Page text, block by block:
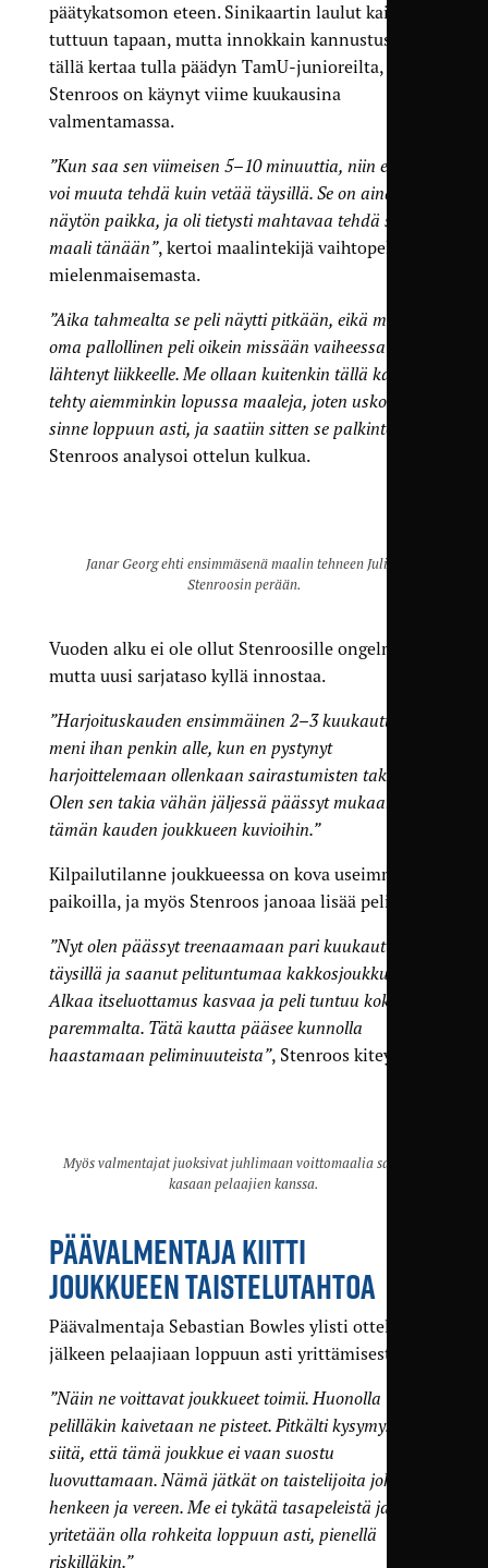
päätykatsomon eteen. Sinikaartin laulut kaikuivat
tuttuun tapaan, mutta innokkain kannustus taisi
tällä kertaa tulla päädyn TamU-junioreilta, joita
Stenroos on käynyt viime kuukausina
valmentamassa.
”Kun saa sen viimeisen 5–10 minuuttia, niin ei siinä
voi muuta tehdä kuin vetää täysillä. Se on aina
näytön paikka, ja oli tietysti mahtavaa tehdä se
maali tänään”, kertoi maalintekijä vaihtopelaajan
mielenmaisemasta.
”Aika tahmealta se peli näytti pitkään, eikä meidän
oma pallollinen peli oikein missään vaiheessa
lähtenyt liikkeelle. Me ollaan kuitenkin tällä kaudella
tehty aiemminkin lopussa maaleja, joten usko jatkui
sinne loppuun asti, ja saatiin sitten se palkinto”
Stenroos analysoi ottelun kulkua.
Janar Georg ehti ensimmäsenä maalin tehneen Julius
Stenroosin perään.
Vuoden alku ei ole ollut Stenroosille ongelmaton,
mutta uusi sarjataso kyllä innostaa.
”Harjoituskauden ensimmäinen 2–3 kuukautta
meni ihan penkin alle, kun en pystynyt
harjoittelemaan ollenkaan sairastumisten takia.
Olen sen takia vähän jäljessä päässyt mukaan
tämän kauden joukkueen kuvioihin.”
Kilpailutilanne joukkueessa on kova useimmilla
paikoilla, ja myös Stenroos janoaa lisää peliaikaa.
”Nyt olen päässyt treenaamaan pari kuukautta ihan
täysillä ja saanut pelituntumaa kakkosjoukkueessa.
Alkaa itseluottamus kasvaa ja peli tuntuu koko ajan
paremmalta. Tätä kautta pääsee kunnolla
haastamaan peliminuuteista”, Stenroos kiteytti.
Myös valmentajat juoksivat juhlimaan voittomaalia samaan
kasaan pelaajien kanssa.
PÄÄVALMENTAJA KIITTI
JOUKKUEEN TAISTELUTAHTOA
Päävalmentaja Sebastian Bowles ylisti ottelun
jälkeen pelaajiaan loppuun asti yrittämisestä.
”Näin ne voittavat joukkueet toimii. Huonolla
pelilläkin kaivetaan ne pisteet. Pitkälti kysymys on
siitä, että tämä joukkue ei vaan suostu
luovuttamaan. Nämä jätkät on taistelijoita jokainen,
henkeen ja vereen. Me ei tykätä tasapeleistä ja
yritetään olla rohkeita loppuun asti, pienellä
riskilläkin.”